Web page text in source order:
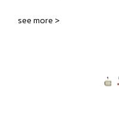
see more >